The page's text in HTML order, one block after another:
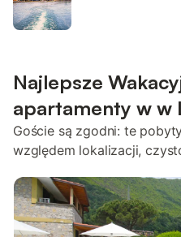
Najlepsze
apartamenty w w
Goście są zgodni: te
względem lokalizacji,